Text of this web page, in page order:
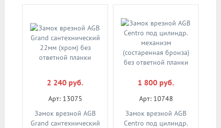
2 240 руб.
Арт: 13075
Замок врезной AGB
Grand сантехнический
1 800 руб.
Арт: 10748
Замок врезной AGB
Centro под цилиндр.